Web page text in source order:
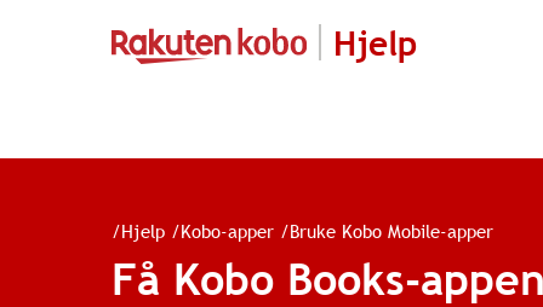
Hjelp
/Hjelp /Kobo-apper /Bruke Kobo Mobile-apper
Få Kobo Books-appen